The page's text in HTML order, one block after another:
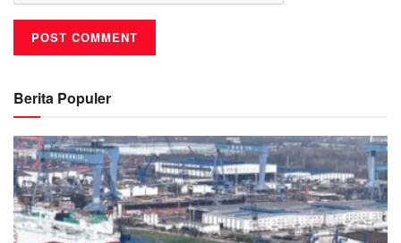
Berita Populer